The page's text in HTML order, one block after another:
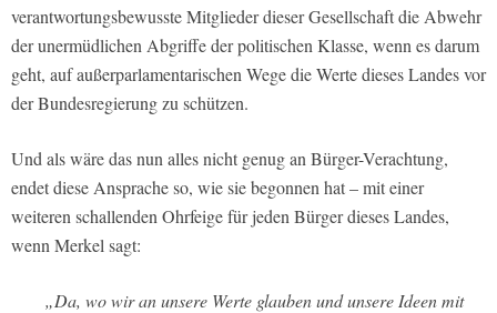
verantwortungsbewusste Mitglieder dieser Gesellschaft die Abwehr
der unermüdlichen Abgriffe der politischen Klasse, wenn es darum
geht, auf außerparlamentarischen Wege die Werte dieses Landes vor
der Bundesregierung zu schützen.
Und als wäre das nun alles nicht genug an Bürger-Verachtung,
endet diese Ansprache so, wie sie begonnen hat – mit einer
weiteren schallenden Ohrfeige für jeden Bürger dieses Landes,
wenn Merkel sagt:
„Da, wo wir an unsere Werte glauben und unsere Ideen mit